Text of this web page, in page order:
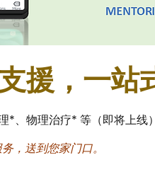
援，一站
*、物理治疗* 等（即将上
，送到您家门口。